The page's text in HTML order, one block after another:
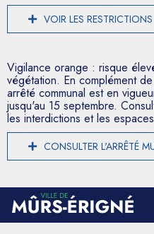
VOIR LES RESTRICTIONS
Vigilance orange : risque
végétation. En complément
arrêté communal est en
jusqu'au 15 septembre.
les interdictions et les
CONSULTER L'ARRÊTÉ